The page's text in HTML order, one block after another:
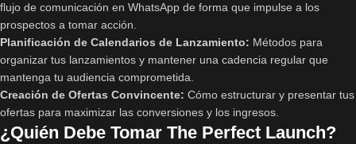
flujo de comunicación en WhatsApp de forma que impulse a los
prospectos a tomar acción.
Planificación de Calendarios de Lanzamiento: Métodos para
organizar tus lanzamientos y mantener una cadencia regular que
mantenga tu audiencia comprometida.
Creación de Ofertas Convincente: Cómo estructurar y presentar tus
ofertas para maximizar las conversiones y los ingresos.
¿Quién Debe Tomar The Perfect Launch?